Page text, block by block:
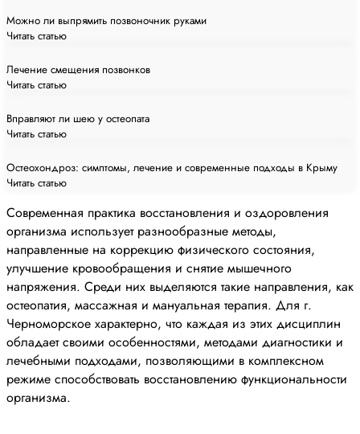
Можно ли выпрямить позвоночник руками
Читать статью
Лечение смещения позвонков
Читать статью
Вправляют ли шею у остеопата
Читать статью
Остеохондроз: симптомы, лечение и современные подходы в Крыму
Читать статью
Современная практика восстановления и оздоровления
организма использует разнообразные методы,
направленные на коррекцию физического состояния,
улучшение кровообращения и снятие мышечного
напряжения. Среди них выделяются такие направления, как
остеопатия, массажная и мануальная терапия. Для г.
Черноморское характерно, что каждая из этих дисциплин
обладает своими особенностями, методами диагностики и
лечебными подходами, позволяющими в комплексном
режиме способствовать восстановлению функциональности
организма.